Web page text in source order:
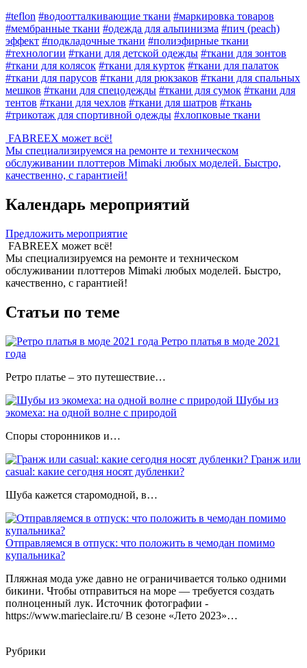
#teflon #водоотталкивающие ткани #маркировка товаров
#мембранные ткани #одежда для альпинизма #пич (peach)
эффект #подкладочные ткани #полиэфирные ткани
#технологии #ткани для детской одежды #ткани для зонтов
#ткани для колясок #ткани для курток #ткани для палаток
#ткани для парусов #ткани для рюкзаков #ткани для спальных
мешков #ткани для спецодежды #ткани для сумок #ткани для
тентов #ткани для чехлов #ткани для шатров #ткань
#трикотаж для спортивной одежды #хлопковые ткани
FABREEX может всё!
Мы специализируемся на ремонте и техническом
обслуживании плоттеров Mimaki любых моделей. Быстро,
качественно, с гарантией!
Календарь мероприятий
Предложить мероприятие
FABREEX может всё!
Мы специализируемся на ремонте и техническом
обслуживании плоттеров Mimaki любых моделей. Быстро,
качественно, с гарантией!
Статьи по теме
Ретро платья в моде 2021
года
Ретро платье – это путешествие…
Шубы из
экомеха: на одной волне с природой
Споры сторонников и…
Гранж или
casual: какие сегодня носят дубленки?
Шуба кажется старомодной, в…
Отправляемся в отпуск: что положить в чемодан помимо
купальника?
Пляжная мода уже давно не ограничивается только одними
бикини. Чтобы отправиться на море — требуется создать
полноценный лук. Источник фотографии -
https://www.marieclaire.ru/ В сезоне «Лето 2023»…
Рубрики